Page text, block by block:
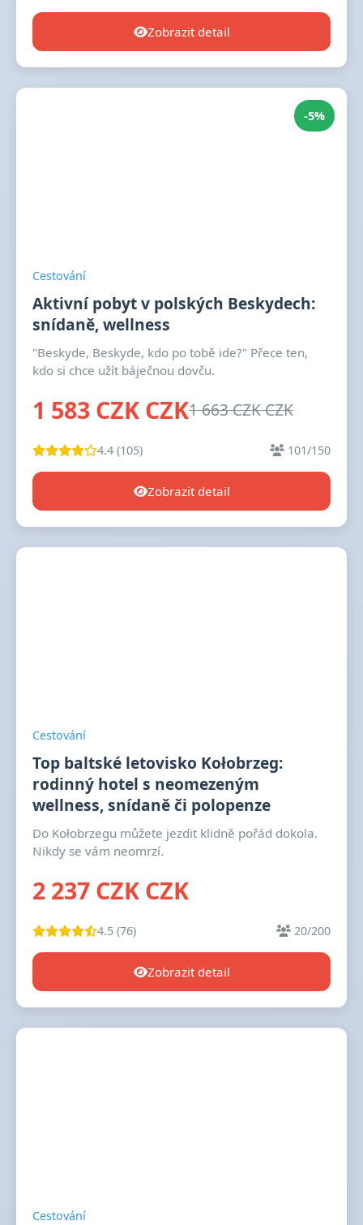
Zobrazit detail
-5%
Cestování
Aktivní pobyt v polských Beskydech:
snídaně, wellness
"Beskyde, Beskyde, kdo po tobě ide?" Přece ten,
kdo si chce užít báječnou dovču.
1 583 CZK CZK1 663 CZK CZK
4.4 (105) 101/150
Zobrazit detail
Cestování
Top baltské letovisko Kołobrzeg:
rodinný hotel s neomezeným
wellness, snídaně či polopenze
Do Kołobrzegu můžete jezdit klidně pořád dokola.
Nikdy se vám neomrzí.
2 237 CZK CZK
4.5 (76) 20/200
Zobrazit detail
Cestování